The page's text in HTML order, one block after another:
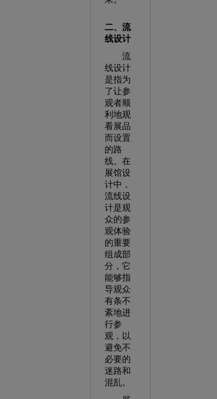
二、流
线设计
流
线设计
是指为
了让参
观者顺
利地观
看展品
而设置
的路
线。在
展馆设
计中，
流线设
计是观
众的参
观体验
的重要
组成部
分，它
能够指
导观众
有条不
紊地进
行参
观，以
避免不
必要的
迷路和
混乱。